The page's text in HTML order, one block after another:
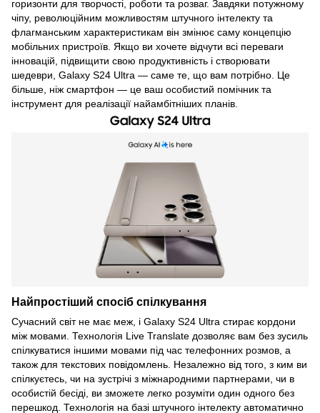
горизонти для творчості, роботи та розваг. Завдяки потужному
чіпу, революційним можливостям штучного інтелекту та
флагманським характеристикам він змінює саму концепцію
мобільних пристроїв. Якщо ви хочете відчути всі переваги
інновацій, підвищити свою продуктивність і створювати
шедеври, Galaxy S24 Ultra — саме те, що вам потрібно. Це
більше, ніж смартфон — це ваш особистий помічник та
інструмент для реалізації найамбітніших планів.
Найпростіший спосіб спілкування
Сучасний світ не має меж, і Galaxy S24 Ultra стирає кордони
між мовами. Технологія Live Translate дозволяє вам без зусиль
спілкуватися іншими мовами під час телефонних розмов, а
також для текстових повідомлень. Незалежно від того, з ким ви
спілкуєтесь, чи на зустрічі з міжнародними партнерами, чи в
особистій бесіді, ви зможете легко розуміти один одного без
перешкод. Технологія на базі штучного інтелекту автоматично